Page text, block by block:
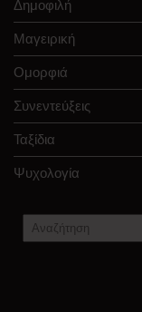
Δημοφιλή
Μαγειρική
Ομορφιά
Συνεντεύξεις
Ταξίδια
Ψυχολογία